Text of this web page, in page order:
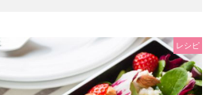
レシピ